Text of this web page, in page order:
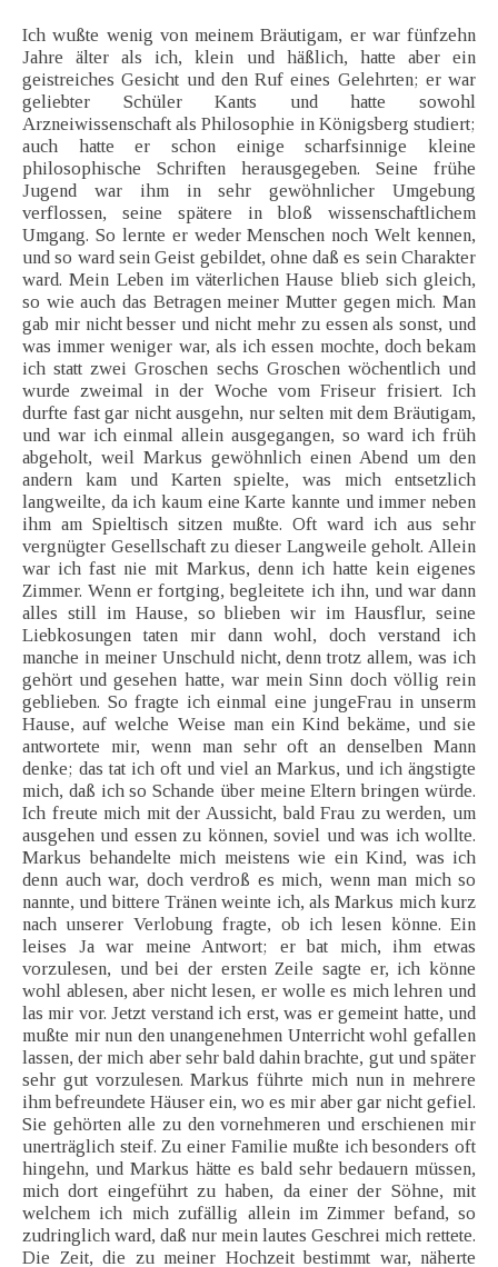
Ich wußte wenig von meinem Bräutigam, er war fünfzehn
Jahre älter als ich, klein und häßlich, hatte aber ein
geistreiches Gesicht und den Ruf eines Gelehrten; er war
geliebter Schüler Kants und hatte sowohl
Arzneiwissenschaft als Philosophie in Königsberg studiert;
auch hatte er schon einige scharfsinnige kleine
philosophische Schriften herausgegeben. Seine frühe
Jugend war ihm in sehr gewöhnlicher Umgebung
verflossen, seine spätere in bloß wissenschaftlichem
Umgang. So lernte er weder Menschen noch Welt kennen,
und so ward sein Geist gebildet, ohne daß es sein Charakter
ward. Mein Leben im väterlichen Hause blieb sich gleich,
so wie auch das Betragen meiner Mutter gegen mich. Man
gab mir nicht besser und nicht mehr zu essen als sonst, und
was immer weniger war, als ich essen mochte, doch bekam
ich statt zwei Groschen sechs Groschen wöchentlich und
wurde zweimal in der Woche vom Friseur frisiert. Ich
durfte fast gar nicht ausgehn, nur selten mit dem Bräutigam,
und war ich einmal allein ausgegangen, so ward ich früh
abgeholt, weil Markus gewöhnlich einen Abend um den
andern kam und Karten spielte, was mich entsetzlich
langweilte, da ich kaum eine Karte kannte und immer neben
ihm am Spieltisch sitzen mußte. Oft ward ich aus sehr
vergnügter Gesellschaft zu dieser Langweile geholt. Allein
war ich fast nie mit Markus, denn ich hatte kein eigenes
Zimmer. Wenn er fortging, begleitete ich ihn, und war dann
alles still im Hause, so blieben wir im Hausflur, seine
Liebkosungen taten mir dann wohl, doch verstand ich
manche in meiner Unschuld nicht, denn trotz allem, was ich
gehört und gesehen hatte, war mein Sinn doch völlig rein
geblieben. So fragte ich einmal eine jungeFrau in unserm
Hause, auf welche Weise man ein Kind bekäme, und sie
antwortete mir, wenn man sehr oft an denselben Mann
denke; das tat ich oft und viel an Markus, und ich ängstigte
mich, daß ich so Schande über meine Eltern bringen würde.
Ich freute mich mit der Aussicht, bald Frau zu werden, um
ausgehen und essen zu können, soviel und was ich wollte.
Markus behandelte mich meistens wie ein Kind, was ich
denn auch war, doch verdroß es mich, wenn man mich so
nannte, und bittere Tränen weinte ich, als Markus mich kurz
nach unserer Verlobung fragte, ob ich lesen könne. Ein
leises Ja war meine Antwort; er bat mich, ihm etwas
vorzulesen, und bei der ersten Zeile sagte er, ich könne
wohl ablesen, aber nicht lesen, er wolle es mich lehren und
las mir vor. Jetzt verstand ich erst, was er gemeint hatte, und
mußte mir nun den unangenehmen Unterricht wohl gefallen
lassen, der mich aber sehr bald dahin brachte, gut und später
sehr gut vorzulesen. Markus führte mich nun in mehrere
ihm befreundete Häuser ein, wo es mir aber gar nicht gefiel.
Sie gehörten alle zu den vornehmeren und erschienen mir
unerträglich steif. Zu einer Familie mußte ich besonders oft
hingehn, und Markus hätte es bald sehr bedauern müssen,
mich dort eingeführt zu haben, da einer der Söhne, mit
welchem ich mich zufällig allein im Zimmer befand, so
zudringlich ward, daß nur mein lautes Geschrei mich rettete.
Die Zeit, die zu meiner Hochzeit bestimmt war, näherte